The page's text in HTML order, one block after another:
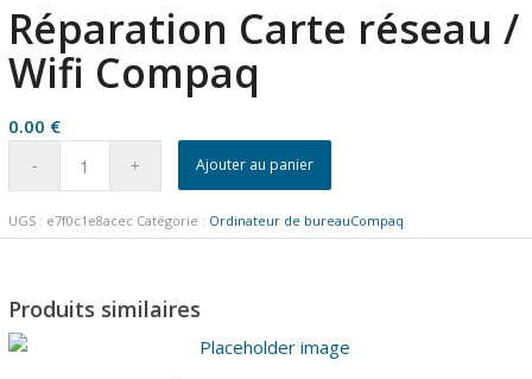
Réparation Carte réseau /
Wifi Compaq
0.00 €
Ajouter au panier
UGS : e7f0c1e8acec Catégorie : Ordinateur de bureauCompaq
Produits similaires